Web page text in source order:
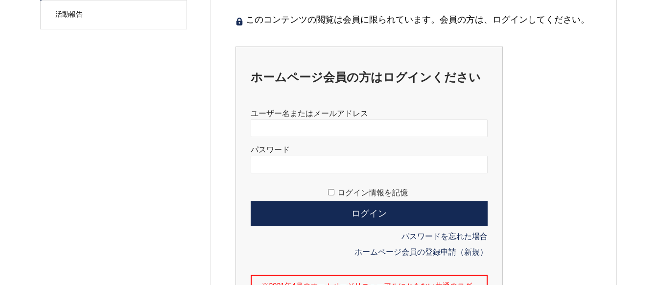
活動報告
このコンテンツの閲覧は会員に限られています。会員の方は、ログインしてください。
ホームページ会員の方はログインください
ユーザー名またはメールアドレス
パスワード
ログイン情報を記憶
パスワードを忘れた場合
ホームページ会員の登録申請（新規）